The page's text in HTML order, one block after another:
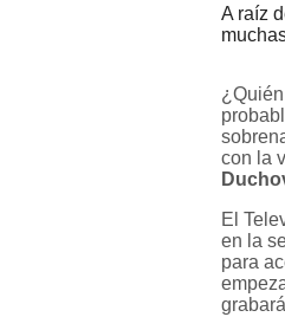
A raíz
con la
El
en la
para